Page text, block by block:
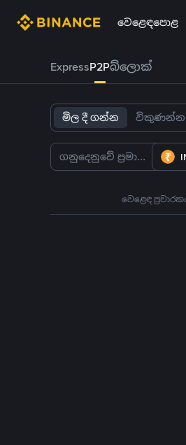
වෙළෙඳපොළ
ExpressP2Pබ්ලොක්
මිල දී ගන්න විකුණන්න
වෙළෙඳ